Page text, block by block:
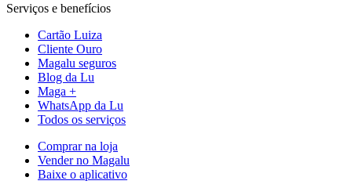
Serviços e benefícios
Cartão Luiza
Cliente Ouro
Magalu seguros
Blog da Lu
Maga +
WhatsApp da Lu
Todos os serviços
Comprar na loja
Vender no Magalu
Baixe o aplicativo